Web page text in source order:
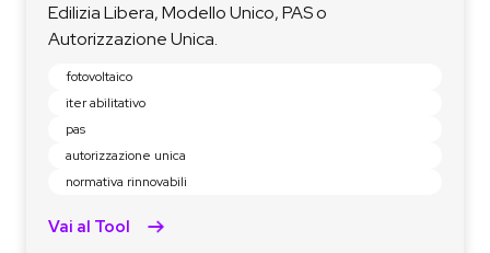
Edilizia Libera, Modello Unico, PAS o
Autorizzazione Unica.
fotovoltaico
iter abilitativo
pas
autorizzazione unica
normativa rinnovabili
Vai al Tool